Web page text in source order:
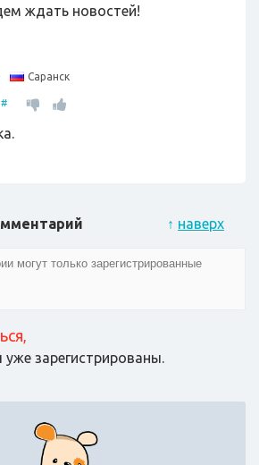
ждать новостей!
Саранск
#
↑ наверх
,
уже зарегистрированы.